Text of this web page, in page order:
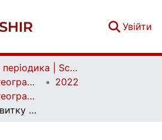
Увійти
Наукова періодика | Scientific periodicals
Конструктивна географія та раціональне використання природних ресурсів | Constructive geography and rational use of natural resources
2022
Конструктивна географія та раціональне використання природних ресурсів. Випуск 2, № 1
Можливості розвитку шкільної екскурсійної діяльності на території Національного природного парку «Голосіївський»